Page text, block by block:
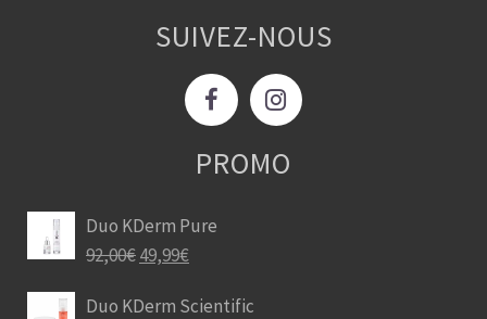
SUIVEZ-NOUS
PROMO
Duo KDerm Pure
92,00€49,99€
Duo KDerm Scientific